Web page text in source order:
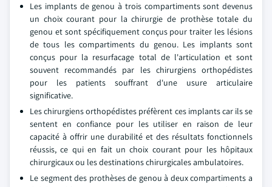
Les implants de genou à trois compartiments sont devenus
un choix courant pour la chirurgie de prothèse totale du
genou et sont spécifiquement conçus pour traiter les lésions
de tous les compartiments du genou. Les implants sont
conçus pour la resurfacage total de l'articulation et sont
souvent recommandés par les chirurgiens orthopédistes
pour les patients souffrant d'une usure articulaire
significative.
Les chirurgiens orthopédistes préfèrent ces implants car ils se
sentent en confiance pour les utiliser en raison de leur
capacité à offrir une durabilité et des résultats fonctionnels
réussis, ce qui en fait un choix courant pour les hôpitaux
chirurgicaux ou les destinations chirurgicales ambulatoires.
Le segment des prothèses de genou à deux compartiments a